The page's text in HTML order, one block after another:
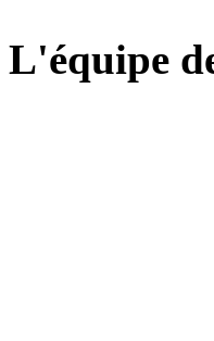
L'équipe